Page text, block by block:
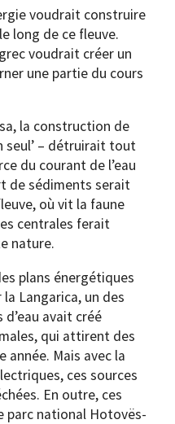
voudrait construire
long de ce fleuve.
voudrait créer un
une partie du cours
la construction de
seul’ – détruirait tout
du courant de l’eau
de sédiments serait
où vit la faune
centrales ferait
nature.
plans énergétiques
la Langarica, un des
avait créé
qui attirent des
Mais avec la
ces sources
En outre, ces
parc national Hotovës-